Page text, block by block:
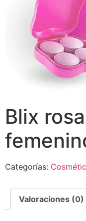
Blix
Categorías:
Valoraciones (0)